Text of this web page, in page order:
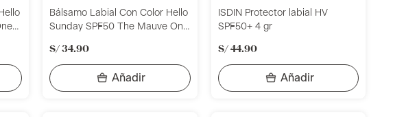
Bálsamo Labial Con Color Hello
Sunday SPF50 The Mauve One
S/ 34.90
ISDIN Protector labial HV
SPF50+ 4 gr
S/ 44.90